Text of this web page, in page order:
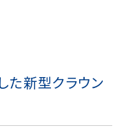
た新型クラウン